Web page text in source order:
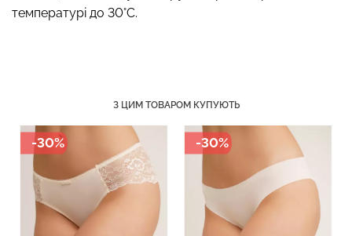
температурі до 30°C.
З ЦИМ ТОВАРОМ КУПУЮТЬ
-30% -30%
179 грн.299 грн.